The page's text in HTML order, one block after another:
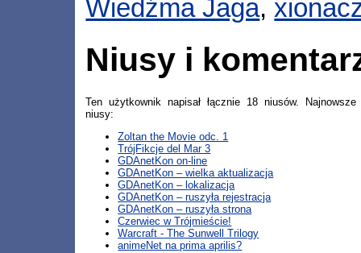
Wiedźma Jaga,
Niusy i
Ten użytkownik napisał łącznie 18 niusów. Najnowsze
niusy:
Zoltan the Movie odc. 1
TrójFikcje del Mar 3
GDAnetKon on-line
GDAnetKon – wielka aktualizacja
GDAnetKon – lokalizacja
GDAnetKon – ruszyła rejestracja
GDAnetKon – ruszyła strona
Czerwiec w Trójmieście!
Warcraft - The Sunwell Trilogy
animeNet na prima aprilis?